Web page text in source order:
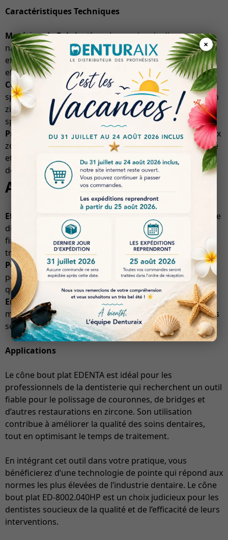
×
Caractéristiques Techniques
Matériau de Fabrication: Les grains de diamants
naturels confèrent à cet outil une durabilité et une
efficacité inégalées, permettant un polissage rapide et
efficace.
Conception Spéciale: Le cône bout plat est
spécialement conçu pour le polissage des matériaux en
zircone, offrant une adaptation parfaite aux besoins
spécifiques des traitements dentaires modernes.
Précision
: Sa forme conique permet un accès facile aux
zones difficiles d’accès, assurant un polissage uniforme
et précis, essentiel pour la qualité des restaurations
dentaires.
Avantages
Efficacité de Polissage
: Grâce à la qualité des grains de
diamants, le cône ED-8002.040HP permet d’obtenir une
finition lisse et brillante, réduisant ainsi le temps de
travail tout en augmentant la satisfaction du patient.
Polyvalence: Bien que conçu pour le zircone, cet outil
peut également être utilisé sur d’autres matériaux, ce
qui en fait un choix polyvalent pour les praticiens.
Ergonomie: La conception de l’outil favorise une
manipulation aisée, réduisant la fatigue lors de longues
sessions de travail.
Applications
Le cône bout plat EDENTA est idéal pour les
professionnels de la dentisterie qui recherchent un outil
fiable pour le polissage de couronnes, de bridges et
d’autres restaurations en zircone. Son utilisation
contribue à améliorer la qualité des soins dentaires,
tout en optimisant le temps de traitement.
En intégrant cet outil dans votre pratique, vous
bénéficierez d’une technologie de pointe qui répond aux
normes les plus élevées de l’industrie dentaire. Le cône
bout plat ED-8002.040HP est un choix judicieux pour les
dentistes soucieux de la qualité et de l’efficacité de leurs
interventions.